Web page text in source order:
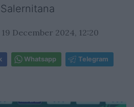
19 December 2024, 12:20
Whatsapp Telegram